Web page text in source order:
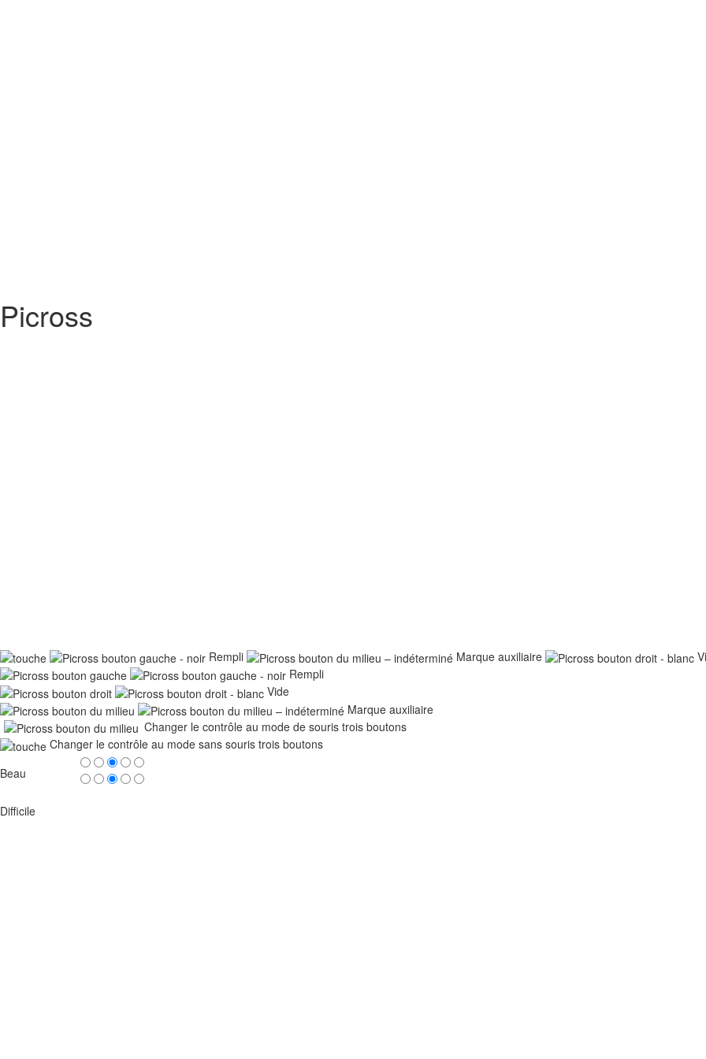
Picross
Rempli Marque auxiliaire
Rempli
Vide
Marque auxiliaire
Changer le contrôle au mode de souris trois boutons
Changer le contrôle au mode sans souris trois boutons
Beau
Difficile